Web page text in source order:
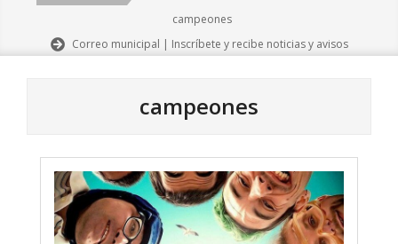
campeones
Correo municipal | Inscríbete y recibe noticias y avisos
campeones